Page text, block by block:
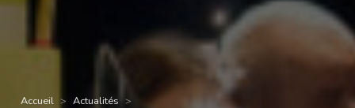
Accueil
Actualités